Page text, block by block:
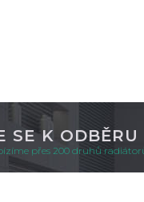
SE K
přes 200 druhů